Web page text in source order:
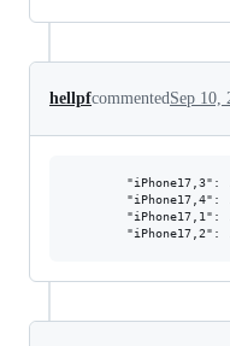
hellpfcommented Sep 10,
"iPhone17,3":
"iPhone17,4":
"iPhone17,1":